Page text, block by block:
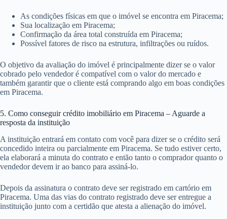
As condições físicas em que o imóvel se encontra em Piracema;
Sua localização em Piracema;
Confirmação da área total construída em Piracema;
Possível fatores de risco na estrutura, infiltrações ou ruídos.
O objetivo da avaliação do imóvel é principalmente dizer se o valor
cobrado pelo vendedor é compatível com o valor do mercado e
também garantir que o cliente está comprando algo em boas condições
em Piracema.
5. Como conseguir crédito imobiliário em Piracema – Aguarde a
resposta da instituição
A instituição entrará em contato com você para dizer se o crédito será
concedido inteira ou parcialmente em Piracema. Se tudo estiver certo,
ela elaborará a minuta do contrato e então tanto o comprador quanto o
vendedor devem ir ao banco para assiná-lo.
Depois da assinatura o contrato deve ser registrado em cartório em
Piracema. Uma das vias do contrato registrado deve ser entregue a
instituição junto com a certidão que atesta a alienação do imóvel.